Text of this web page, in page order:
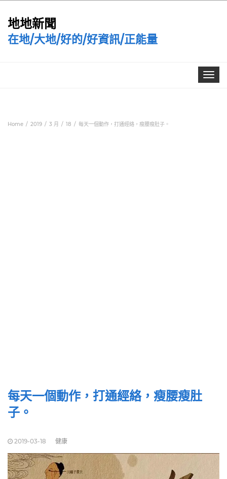
地地新聞
在地/大地/好的/好資訊/正能量
Toggle
Home 2019 3 月 18 每天一個動作，打通經絡，瘦腰瘦肚子。
每天一個動作，打通經絡，瘦腰瘦肚
子。
2019-03-18 健康